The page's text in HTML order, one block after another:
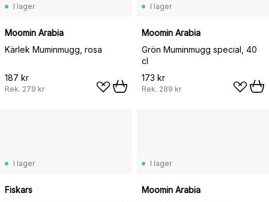
I lager
Moomin Arabia
Kärlek Muminmugg, rosa
187 kr
Rek. 279 kr
I lager
Moomin Arabia
Grön Muminmugg special, 40
cl
173 kr
Rek. 289 kr
I lager
Fiskars
I lager
Moomin Arabia